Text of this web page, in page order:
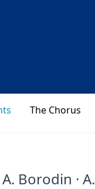
The Chorus
A. Borodin ·